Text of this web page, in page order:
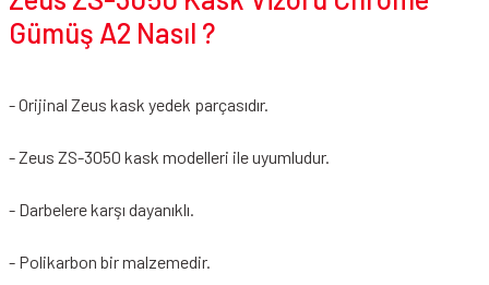
Gümüş A2 Nasıl ?
- Orijinal Zeus kask yedek parçasıdır.
- Zeus ZS-3050 kask modelleri ile uyumludur.
- Darbelere karşı dayanıklı.
- Polikarbon bir malzemedir.